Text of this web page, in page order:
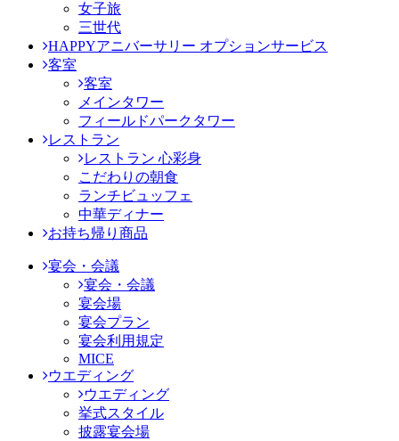
女子旅
三世代
HAPPYアニバーサリー オプションサービス
客室
客室
メインタワー
フィールドパークタワー
レストラン
レストラン 心彩身
こだわりの朝食
ランチビュッフェ
中華ディナー
お持ち帰り商品
宴会・会議
宴会・会議
宴会場
宴会プラン
宴会利用規定
MICE
ウエディング
ウエディング
挙式スタイル
披露宴会場